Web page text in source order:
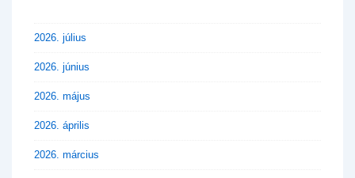
2026. július
2026. június
2026. május
2026. április
2026. március